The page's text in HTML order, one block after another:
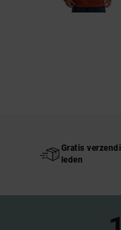
Gratis
leden